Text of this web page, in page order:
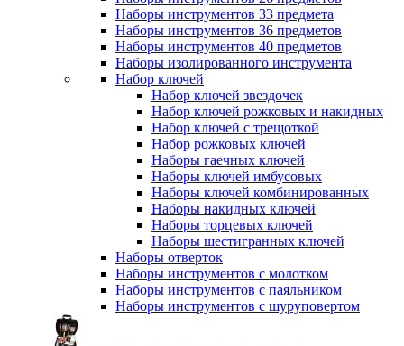
Наборы инструментов 33 предмета
Наборы инструментов 36 предметов
Наборы инструментов 40 предметов
Наборы изолированного инструмента
Набор ключей
Набор ключей звездочек
Набор ключей рожковых и накидных
Набор ключей с трещоткой
Набор рожковых ключей
Наборы гаечных ключей
Наборы ключей имбусовых
Наборы ключей комбинированных
Наборы накидных ключей
Наборы торцевых ключей
Наборы шестигранных ключей
Наборы отверток
Наборы инструментов с молотком
Наборы инструментов с паяльником
Наборы инструментов с шуруповертом